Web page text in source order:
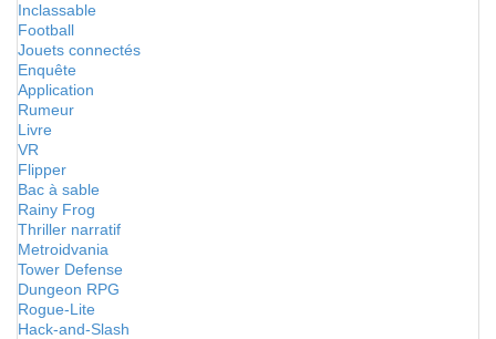
Inclassable
Football
Jouets connectés
Enquête
Application
Rumeur
Livre
VR
Flipper
Bac à sable
Rainy Frog
Thriller narratif
Metroidvania
Tower Defense
Dungeon RPG
Rogue-Lite
Hack-and-Slash